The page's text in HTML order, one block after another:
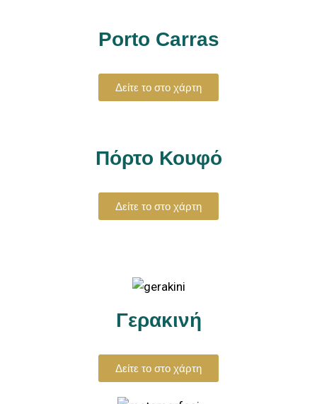
Porto Carras
Δείτε το στο χάρτη
Πόρτο Κουφό
Δείτε το στο χάρτη
Γερακινή
Δείτε το στο χάρτη